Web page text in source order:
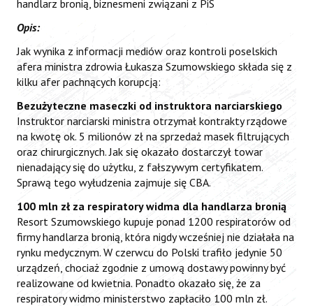
handlarz bronią, biznesmeni związani z PiS
Opis:
Jak wynika z informacji mediów oraz kontroli poselskich
afera ministra zdrowia Łukasza Szumowskiego składa się z
kilku afer pachnących korupcją:
Bezużyteczne maseczki od instruktora narciarskiego
Instruktor narciarski ministra otrzymał kontrakty rządowe
na kwotę ok. 5 milionów zł na sprzedaż masek filtrujących
oraz chirurgicznych. Jak się okazało dostarczył towar
nienadający się do użytku, z fałszywym certyfikatem.
Sprawą tego wyłudzenia zajmuje się CBA.
100 mln zł za respiratory widma dla handlarza bronią
Resort Szumowskiego kupuje ponad 1200 respiratorów od
firmy handlarza bronią, która nigdy wcześniej nie działała na
rynku medycznym. W czerwcu do Polski trafiło jedynie 50
urządzeń, chociaż zgodnie z umową dostawy powinny być
realizowane od kwietnia. Ponadto okazało się, że za
respiratory widmo ministerstwo zapłaciło 100 mln zł.